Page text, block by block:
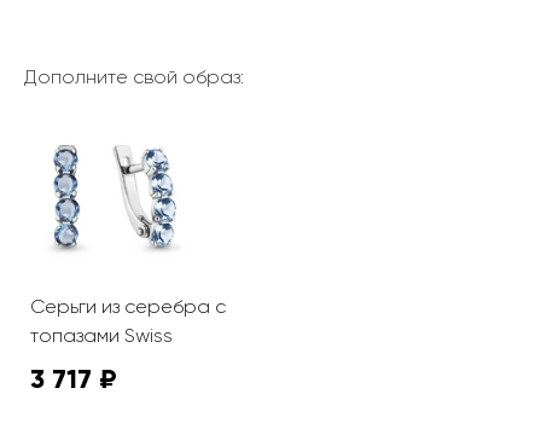
Дополните свой образ:
Серьги из серебра с
топазами Swiss
3 717 ₽